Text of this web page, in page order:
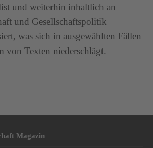
und weiterhin inhaltlich an
und Gesellschaftspolitik
was sich in ausgewählten Fällen
von Texten niederschlägt.
Magazin